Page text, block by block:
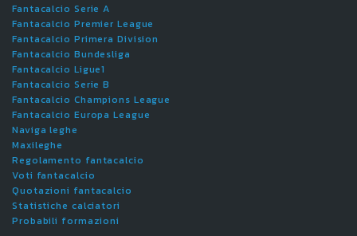
Fantacalcio Serie A
Fantacalcio Premier League
Fantacalcio Primera Division
Fantacalcio Bundesliga
Fantacalcio Ligue1
Fantacalcio Serie B
Fantacalcio Champions League
Fantacalcio Europa League
Naviga leghe
Maxileghe
Regolamento fantacalcio
Voti fantacalcio
Quotazioni fantacalcio
Statistiche calciatori
Probabili formazioni